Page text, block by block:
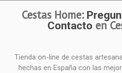
Cestas Home:
Contacto en
Tienda on-line de cestas
hechas en España con las